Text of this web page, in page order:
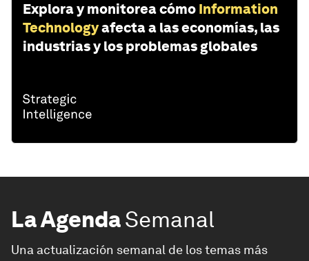
Explora y monitorea cómo Information
Technologyafecta a las economías, las
industrias y los problemas globales
La AgendaSemanal
Una actualización semanal de los temas más